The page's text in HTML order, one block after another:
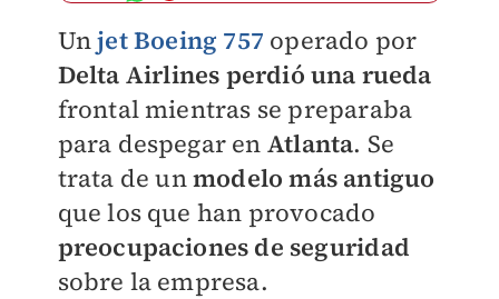
Unjet Boeing 757 operado por
Delta Airlines perdió una rueda
frontal mientras se preparaba
para despegar en Atlanta. Se
trata de unmodelo más antiguo
que los que han provocado
preocupaciones de seguridad
sobre la empresa.